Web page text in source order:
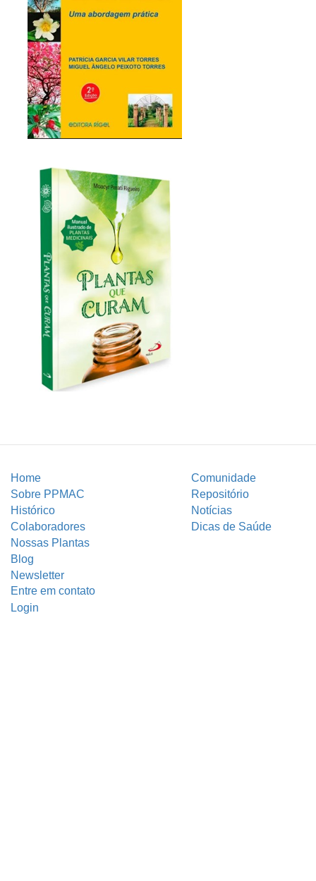
Home
Comunidade
Sobre PPMAC
Repositório
Histórico
Notícias
Colaboradores
Dicas de Saúde
Nossas Plantas
Blog
Newsletter
Entre em contato
Login